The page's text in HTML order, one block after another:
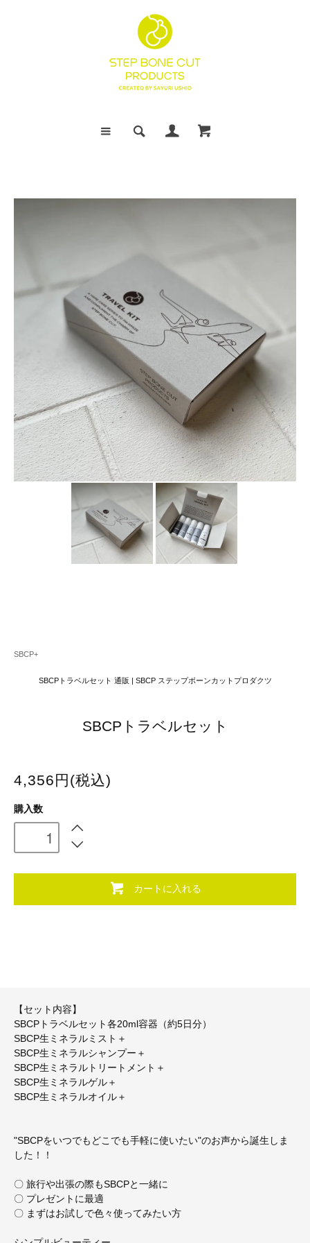
SBCP+
SBCPトラベルセット 通販 | SBCP ステップボーンカットプロダクツ
SBCPトラベルセット
4,356円(税込)
購入数
カートに入れる
【セット内容】
SBCPトラベルセット各20ml容器（約5日分）
SBCP生ミネラルミスト＋
SBCP生ミネラルシャンプー＋
SBCP生ミネラルトリートメント＋
SBCP生ミネラルゲル＋
SBCP生ミネラルオイル＋
"SBCPをいつでもどこでも手軽に使いたい"のお声から誕生しま
した！！
〇 旅行や出張の際もSBCPと一緒に
〇 プレゼントに最適
〇 まずはお試しで色々使ってみたい方